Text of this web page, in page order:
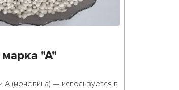
"А"
(NH2)2CO
А (мочевина) — используется в